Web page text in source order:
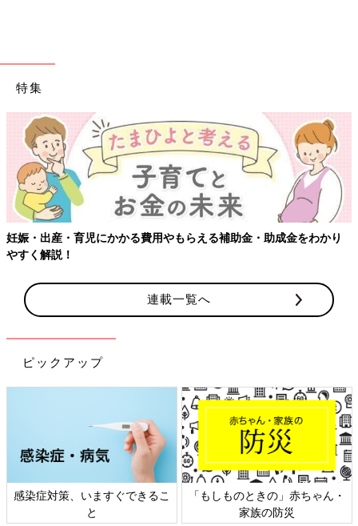
特集
妊娠・出産・育児にかかる費用やもらえる補助金・助成金をわかり
やすく解説！
連載一覧へ
ピックアップ
感染症対策、いますぐできるこ
と
「もしものときの」赤ちゃん・
家族の防災